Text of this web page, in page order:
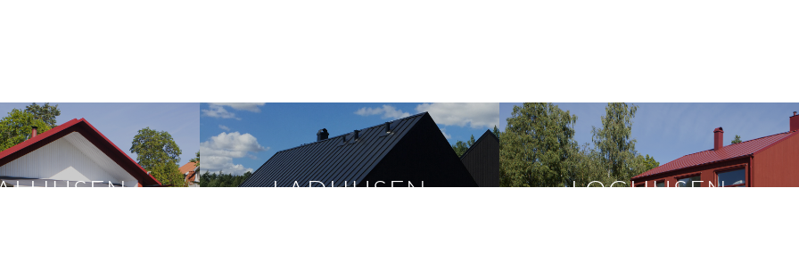
LADHUSEN LOGHUSEN